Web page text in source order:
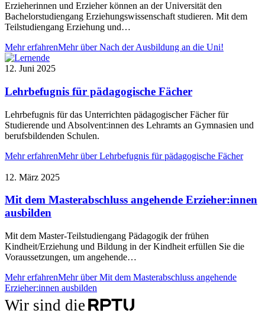
Erzieherinnen und Erzieher können an der Universität den
Bachelorstudiengang Erziehungswissenschaft studieren. Mit dem
Teilstudiengang Erziehung und…
Mehr erfahrenMehr über Nach der Ausbildung an die Uni!
12. Juni 2025
Lehrbefugnis für pädagogische Fächer
Lehrbefugnis für das Unterrichten pädagogischer Fächer für
Studierende und Absolvent:innen des Lehramts an Gymnasien und
berufsbildenden Schulen.
Mehr erfahrenMehr über Lehrbefugnis für pädagogische Fächer
12. März 2025
Mit dem Masterabschluss angehende Erzieher:innen
ausbilden
Mit dem Master-Teilstudiengang Pädagogik der frühen
Kindheit/Erziehung und Bildung in der Kindheit erfüllen Sie die
Voraussetzungen, um angehende…
Mehr erfahrenMehr über Mit dem Masterabschluss angehende
Erzieher:innen ausbilden
Wir sind die